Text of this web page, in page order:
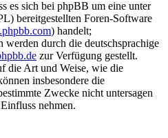
es sich bei phpBB um eine unter
bereitgestellten Foren-Software
) handelt;
werden durch die deutschsprachige
zur Verfügung gestellt.
die Art und Weise, wie die
insbesondere die
Zwecke nicht untersagen
nehmen.